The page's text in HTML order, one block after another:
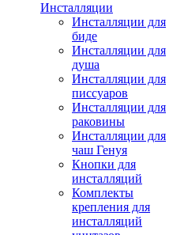
Инсталляции
Инсталляции для
биде
Инсталляции для
душа
Инсталляции для
писсуаров
Инсталляции для
раковины
Инсталляции для
чаш Генуя
Кнопки для
инсталляций
Комплекты
крепления для
инсталляций